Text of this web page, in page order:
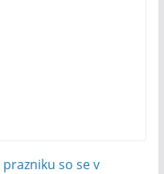
so se v